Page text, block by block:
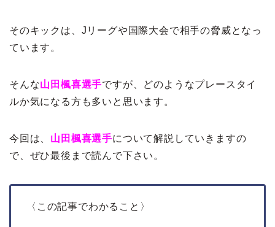
そのキックは、Jリーグや国際大会で相手の脅威となっ
ています。
そんな山田楓喜選手ですが、どのようなプレースタイ
ルか気になる方も多いと思います。
今回は、 山田楓喜選手について解説していきますの
で、ぜひ最後まで読んで下さい。
〈この記事でわかること〉